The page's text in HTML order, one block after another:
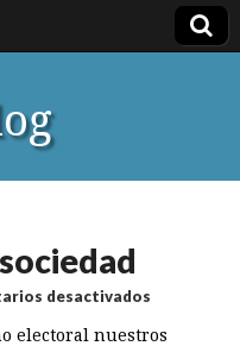
desactivados
más
electoral nuestros